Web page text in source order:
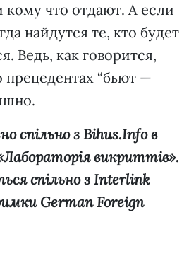
что отдают. А если
найдутся те, кто будет
Ведь, как говорится,
прецедентах “бьют —
спільно з Bihus.Info в
викриттів».
спільно з Interlink
German Foreign